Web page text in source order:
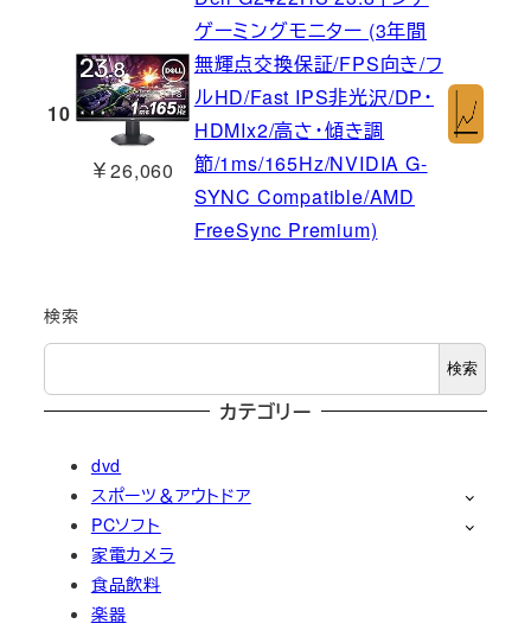
10
￥26,060
ゲーミングモニター (3年間
無輝点交換保証/FPS向き/フ
ルHD/Fast IPS非光沢/DP・
HDMIx2/高さ・傾き調
節/1ms/165Hz/NVIDIA G-
SYNC Compatible/AMD
FreeSync Premium)
検索
検索
カテゴリー
dvd
スポーツ＆アウトドア
PCソフト
家電カメラ
食品飲料
楽器